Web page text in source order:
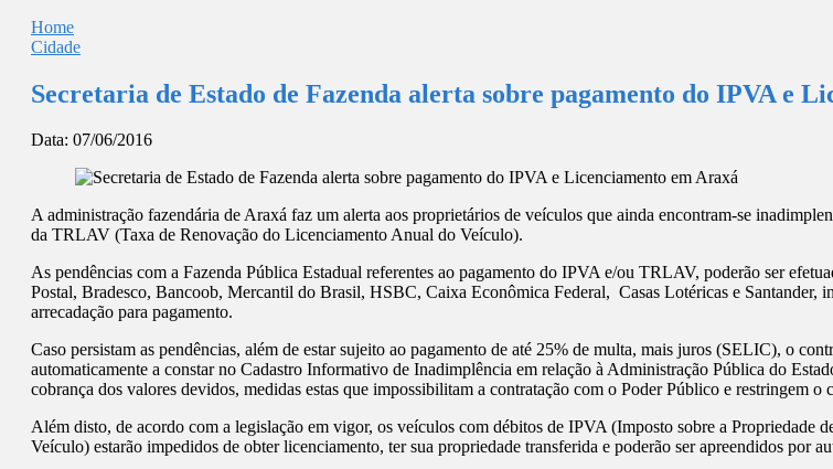
Home
Cidade
Secretaria de Estado de Fazenda alerta sobre pagamento do IPVA e
Data: 07/06/2016
A administração fazendária de Araxá faz um alerta aos proprietários de veículos que ainda encontram-se
da TRLAV (Taxa de Renovação do Licenciamento Anual do Veículo).
As pendências com a Fazenda Pública Estadual referentes ao pagamento do IPVA e/ou TRLAV, poderão ser
Postal, Bradesco, Bancoob, Mercantil do Brasil, HSBC, Caixa Econômica Federal, Casas Lotéricas e Santander,
arrecadação para pagamento.
Caso persistam as pendências, além de estar sujeito ao pagamento de até 25% de multa, mais juros (SELIC), o
automaticamente a constar no Cadastro Informativo de Inadimplência em relação à Administração Pública do
cobrança dos valores devidos, medidas estas que impossibilitam a contratação com o Poder Público e restringem o
Além disto, de acordo com a legislação em vigor, os veículos com débitos de IPVA (Imposto sobre a
Veículo) estarão impedidos de obter licenciamento, ter sua propriedade transferida e poderão ser apreendidos por